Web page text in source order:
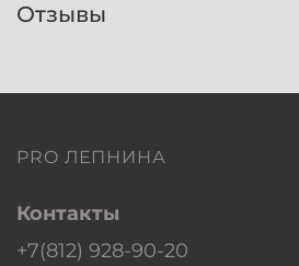
Отзывы
PRO ЛЕПНИНА
Контакты
+7(812) 928-90-20